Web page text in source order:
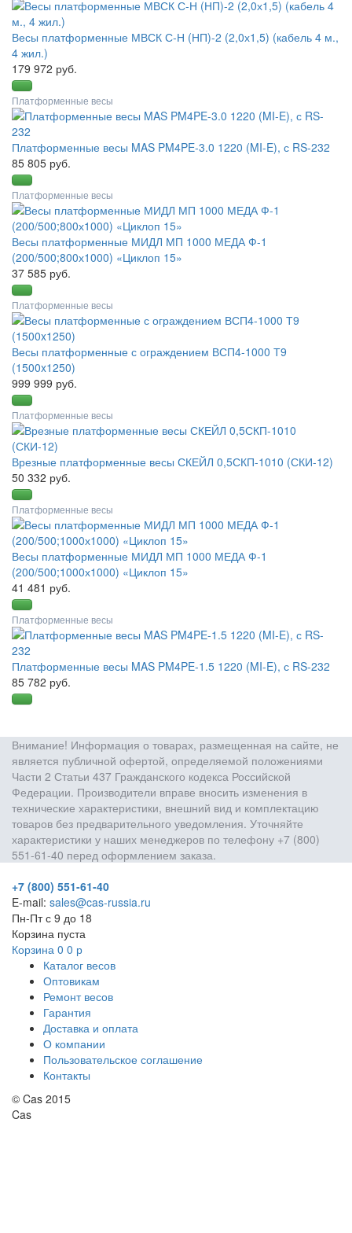
Весы платформенные МВСК С-Н (НП)-2 (2,0х1,5) (кабель 4 м.,
4 жил.)
179 972 руб.
Платформенные весы
Платформенные весы MAS PM4PE-3.0 1220 (MI-E), с RS-232
85 805 руб.
Платформенные весы
Весы платформенные МИДЛ МП 1000 МЕДА Ф-1
(200/500;800х1000) «Циклоп 15»
37 585 руб.
Платформенные весы
Весы платформенные с ограждением ВСП4-1000 Т9
(1500x1250)
999 999 руб.
Платформенные весы
Врезные платформенные весы СКЕЙЛ 0,5СКП-1010 (СКИ-12)
50 332 руб.
Платформенные весы
Весы платформенные МИДЛ МП 1000 МЕДА Ф-1
(200/500;1000х1000) «Циклоп 15»
41 481 руб.
Платформенные весы
Платформенные весы MAS PM4PE-1.5 1220 (MI-E), с RS-232
85 782 руб.
Внимание! Информация о товарах, размещенная на сайте, не
является публичной офертой, определяемой положениями
Части 2 Статьи 437 Гражданского кодекса Российской
Федерации. Производители вправе вносить изменения в
технические характеристики, внешний вид и комплектацию
товаров без предварительного уведомления. Уточняйте
характеристики у наших менеджеров по телефону +7 (800)
551-61-40 перед оформлением заказа.
+7 (800) 551-61-40
E-mail: sales@cas-russia.ru
Пн-Пт с 9 до 18
Корзина пуста
Корзина 0 0 р
Каталог весов
Оптовикам
Ремонт весов
Гарантия
Доставка и оплата
О компании
Пользовательское соглашение
Контакты
© Cas 2015
Cas